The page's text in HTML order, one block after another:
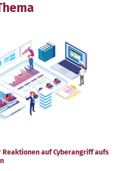
Reaktionen auf Cyberangriff aufs